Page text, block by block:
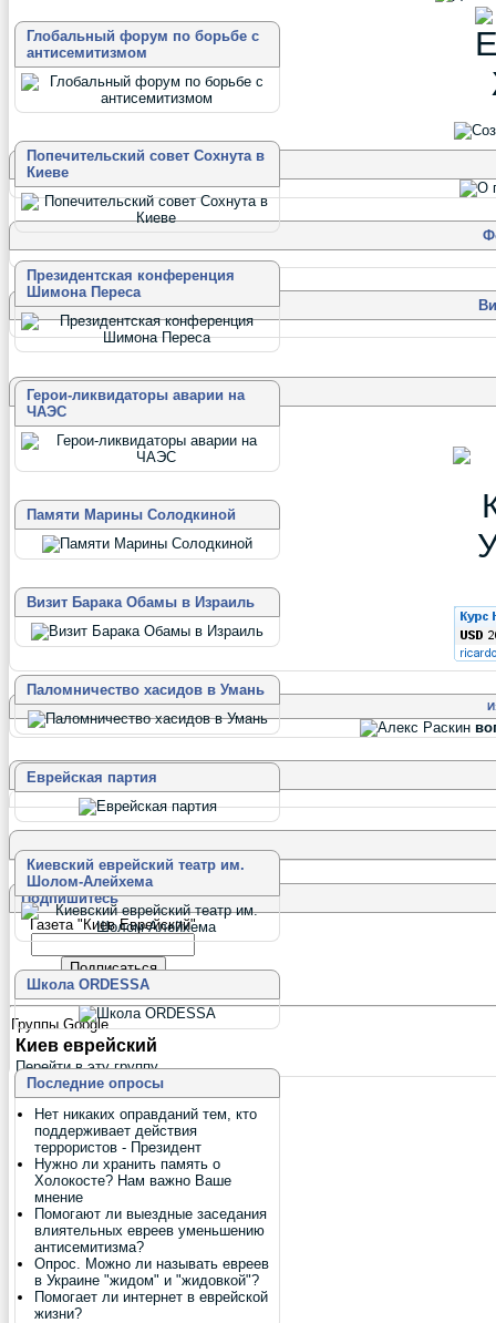
Подпишитесь
Газета "Киев Еврейский"
Группы Google
Киев еврейский
Перейти в эту группу
Глобальный форум по борьбе с
антисемитизмом
Попечительский совет Сохнута в
Киеве
Президентская конференция
Шимона Переса
Герои-ликвидаторы аварии на
ЧАЭС
Памяти Марины Солодкиной
Визит Барака Обамы в Израиль
Паломничество хасидов в Умань
Еврейская партия
Киевский еврейский театр им.
Шолом-Алейхема
Школа ORDESSA
Последние опросы
Нет никаких оправданий тем, кто
поддерживает действия
террористов - Президент
Нужно ли хранить память о
Холокосте? Нам важно Ваше
мнение
Помогают ли выездные заседания
влиятельных евреев уменьшению
антисемитизма?
Опрос. Можно ли называть евреев
в Украине "жидом" и "жидовкой"?
Помогает ли интернет в еврейской
жизни?